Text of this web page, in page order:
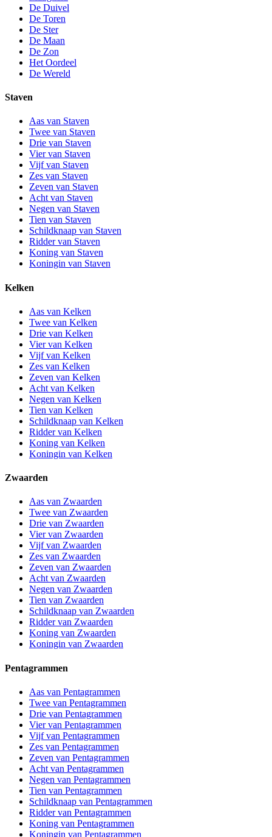
De Duivel
De Toren
De Ster
De Maan
De Zon
Het Oordeel
De Wereld
Staven
Aas van Staven
Twee van Staven
Drie van Staven
Vier van Staven
Vijf van Staven
Zes van Staven
Zeven van Staven
Acht van Staven
Negen van Staven
Tien van Staven
Schildknaap van Staven
Ridder van Staven
Koning van Staven
Koningin van Staven
Kelken
Aas van Kelken
Twee van Kelken
Drie van Kelken
Vier van Kelken
Vijf van Kelken
Zes van Kelken
Zeven van Kelken
Acht van Kelken
Negen van Kelken
Tien van Kelken
Schildknaap van Kelken
Ridder van Kelken
Koning van Kelken
Koningin van Kelken
Zwaarden
Aas van Zwaarden
Twee van Zwaarden
Drie van Zwaarden
Vier van Zwaarden
Vijf van Zwaarden
Zes van Zwaarden
Zeven van Zwaarden
Acht van Zwaarden
Negen van Zwaarden
Tien van Zwaarden
Schildknaap van Zwaarden
Ridder van Zwaarden
Koning van Zwaarden
Koningin van Zwaarden
Pentagrammen
Aas van Pentagrammen
Twee van Pentagrammen
Drie van Pentagrammen
Vier van Pentagrammen
Vijf van Pentagrammen
Zes van Pentagrammen
Zeven van Pentagrammen
Acht van Pentagrammen
Negen van Pentagrammen
Tien van Pentagrammen
Schildknaap van Pentagrammen
Ridder van Pentagrammen
Koning van Pentagrammen
Koningin van Pentagrammen